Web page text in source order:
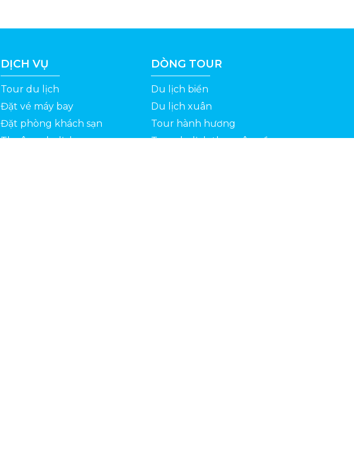
DỊCH VỤ
Tour du lịch
Đặt vé máy bay
Đặt phòng khách sạn
Thuê xe du lịch
DÒNG TOUR
Du lịch biển
Du lịch xuân
Tour hành hương
Tour du lịch theo yêu cầu